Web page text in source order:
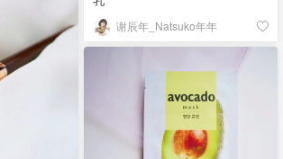
谢辰年_Natsuko年年